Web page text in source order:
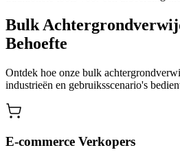
Bulk
Behoefte
Ontdek hoe onze bulk
industrieën en gebruiksscenario's
E-commerce Verkopers